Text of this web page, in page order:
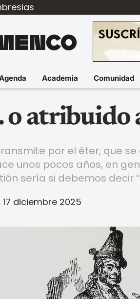
Academia Comunidad
o atribuido
por el éter, que
unos pocos años, en
sería si debemos decir
17 diciembre 2025